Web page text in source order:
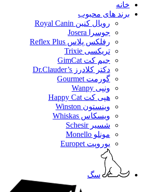
خانه
برند های محبوب
رویال کنین Royal Canin
جوسرا Josera
رفلکس پلاس Reflex Plus
تریکسی Trixie
جیم کت GimCat
دکتر کلادرز Dr.Clauder’s
گورمت Gourmet
ونپی Wanpy
هپی کت Happy Cat
وینستون Winston
ویسکاس Whiskas
شسیر Schesir
مونلو Monello
یوروپت Europet
سگ